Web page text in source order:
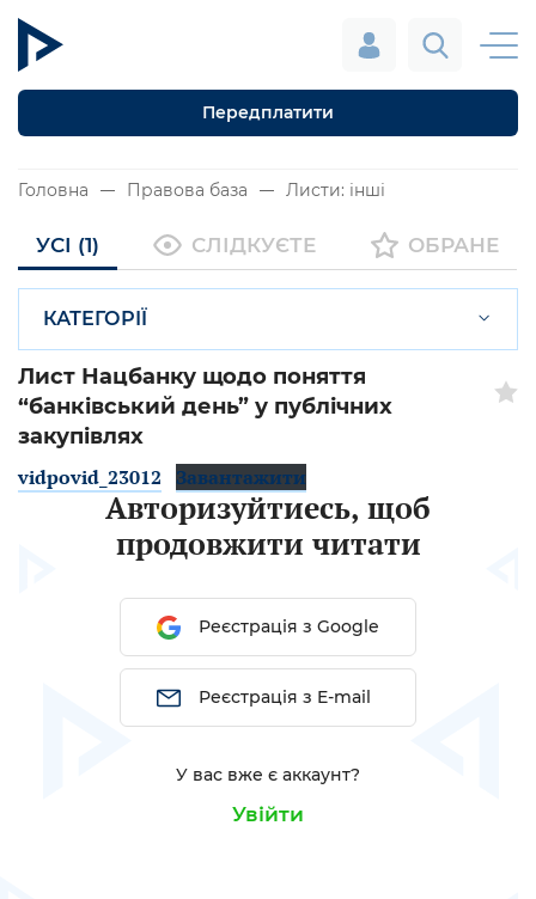
Передплатити
Головна Правова база Листи: інші
УСІ (1) СЛІДКУЄТЕ ОБРАНЕ
КАТЕГОРІЇ
Лист Нацбанку щодо поняття
“банківський день” у публічних
закупівлях
vidpovid_23012
Завантажити
Авторизуйтиесь, щоб
продовжити читати
Реєстрація з Google
Реєстрація з E-mail
У вас вже є аккаунт?
Увійти